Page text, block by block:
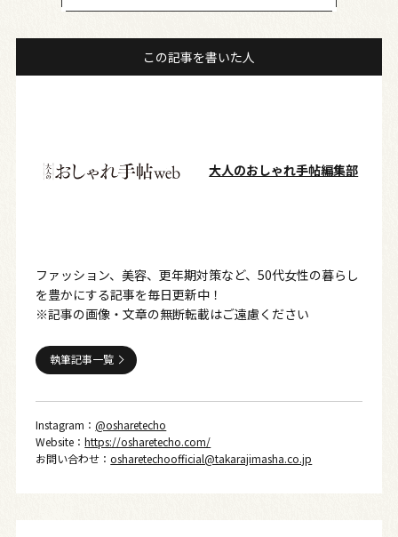
この記事を書いた人
大人のおしゃれ手帖編集部
ファッション、美容、更年期対策など、50代女性の暮らし
を豊かにする記事を毎日更新中！
※記事の画像・文章の無断転載はご遠慮ください
執筆記事一覧
Instagram：@osharetecho
Website：https://osharetecho.com/
お問い合わせ：osharetechoofficial@takarajimasha.co.jp